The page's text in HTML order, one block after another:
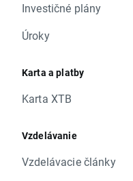
Investičné plány
Úroky
Karta a platby
Karta XTB
Vzdelávanie
Vzdelávacie články